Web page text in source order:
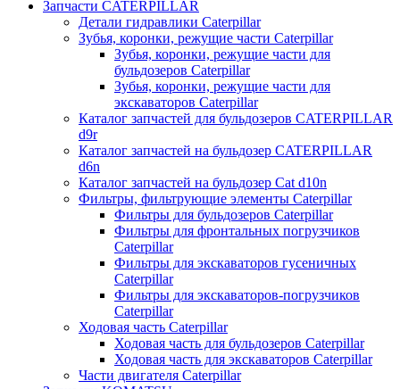
Запчасти CATERPILLAR
Детали гидравлики Caterpillar
Зубья, коронки, режущие части Caterpillar
Зубья, коронки, режущие части для
бульдозеров Caterpillar
Зубья, коронки, режущие части для
экскаваторов Caterpillar
Каталог запчастей для бульдозеров CATERPILLAR
d9r
Каталог запчастей на бульдозер CATERPILLAR
d6n
Каталог запчастей на бульдозер Сat d10n
Фильтры, фильтрующие элементы Caterpillar
Фильтры для бульдозеров Caterpillar
Фильтры для фронтальных погрузчиков
Caterpillar
Фильтры для экскаваторов гусеничных
Caterpillar
Фильтры для экскаваторов-погрузчиков
Caterpillar
Ходовая часть Caterpillar
Ходовая часть для бульдозеров Caterpillar
Ходовая часть для экскаваторов Caterpillar
Части двигателя Caterpillar